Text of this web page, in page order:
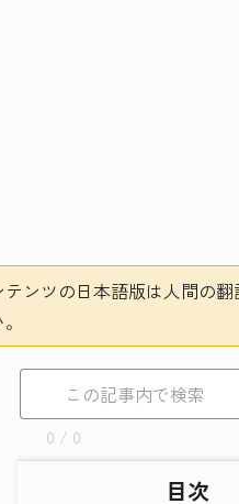
ンツの日本語版は人間の翻
0 / 0
目次